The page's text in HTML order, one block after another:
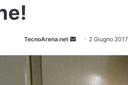
TecnoArena.net 2 Giugno 2017